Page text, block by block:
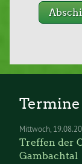
Termine
Mittwoch
Treffen der
Gambachtal